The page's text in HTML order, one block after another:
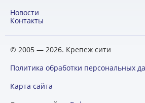
Новости
Контакты
© 2005 — 2026. Крепеж сити
Политика обработки персональных
Карта сайта